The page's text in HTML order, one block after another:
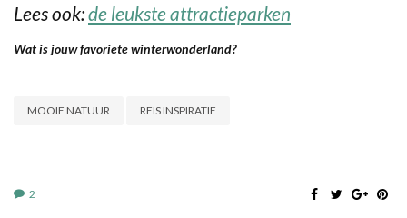
Lees ook:de leukste attractieparken
Wat is jouw favoriete winterwonderland?
MOOIE NATUUR REIS INSPIRATIE
2